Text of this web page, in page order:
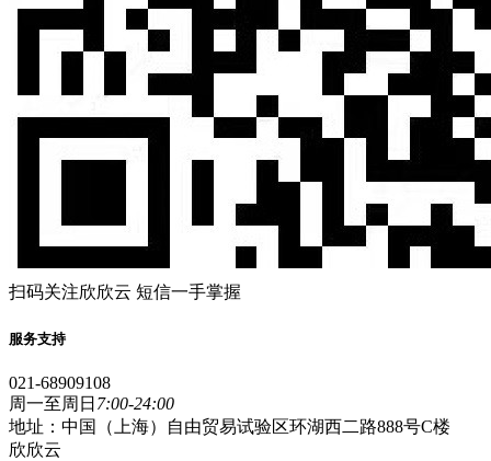
扫码关注欣欣云 短信一手掌握
服务支持
021-68909108
周一至周日 7:00-24:00
地址：中国（上海）自由贸易试验区环湖西二路888号C楼
欣欣云